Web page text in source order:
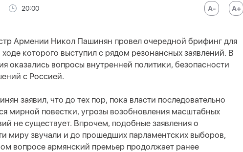
20:00
Армении Никол Пашинян провел очередной брифинг для
которого выступил с рядом резонансных заявлений. В
оказались вопросы внутренней политики, безопасности
с Россией.
заявил, что до тех пор, пока власти последовательно
мирной повестки, угрозы возобновления масштабных
не существует. Впрочем, подобные заявления о
миру звучали и до прошедших парламентских выборов,
вопросе армянский премьер продолжает ранее